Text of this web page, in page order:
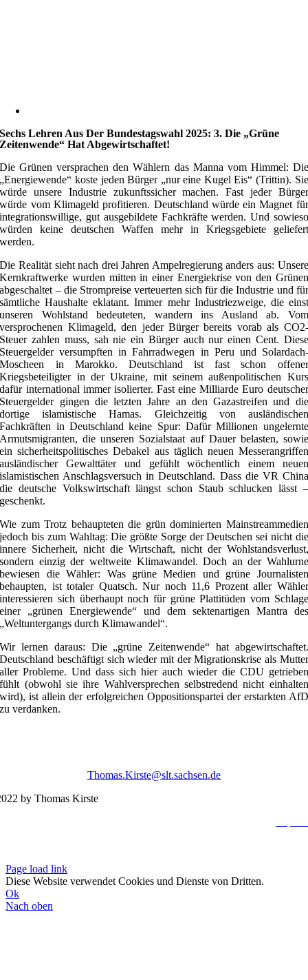
Sechs Lehren Aus Der Bundestagswahl 2025: 3. Die „grüne
Zeitenwende“ Hat Abgewirtschaftet!
Die Grünen versprachen den Wählern das Manna vom Himmel: Die
„Energiewende“ koste jeden Bürger „nur eine Kugel Eis“ (Trittin). Sie
würde unsere Industrie zukunftssicher machen. Fast jeder Bürger
würde vom Klimageld profitieren. Deutschland würde ein Magnet für
integrationswillige, gut ausgebildete Fachkräfte werden. Und sowieso
würden keine deutschen Waffen mehr in Kriegsgebiete geliefert
werden.
Die Realität sieht nach drei Jahren Ampelregierung anders aus: Unsere
Kernkraftwerke wurden mitten in einer Energiekrise von den Grünen
abgeschaltet – die Strompreise verteuerten sich für die Industrie und für
sämtliche Haushalte eklatant. Immer mehr Industriezweige, die einst
unseren Wohlstand bedeuteten, wandern ins Ausland ab. Vom
versprochenen Klimageld, den jeder Bürger bereits vorab als CO2-
Steuer zahlen muss, sah nie ein Bürger auch nur einen Cent. Diese
Steuergelder versumpften in Fahrradwegen in Peru und Solardach-
Moscheen in Marokko. Deutschland ist fast schon offener
Kriegsbeteiligter in der Ukraine, mit seinem außenpolitischen Kurs
dafür international immer isolierter. Fast eine Milliarde Euro deutscher
Steuergelder gingen die letzten Jahre an den Gazastreifen und die
dortige islamistische Hamas. Gleichzeitig von ausländischen
Fachkräften in Deutschland keine Spur: Dafür Millionen ungelernte
Armutsmigranten, die unseren Sozialstaat auf Dauer belasten, sowie
ein sicherheitspolitisches Debakel aus täglich neuen Messerangriffen
ausländischer Gewalttäter und gefühlt wöchentlich einem neuen
islamistischen Anschlagsversuch in Deutschland. Dass die VR China
die deutsche Volkswirtschaft längst schon Staub schlucken lässt –
geschenkt.
Wie zum Trotz behaupteten die grün dominierten Mainstreammedien
jedoch bis zum Wahltag: Die größte Sorge der Deutschen sei nicht die
innere Sicherheit, nicht die Wirtschaft, nicht der Wohlstandsverlust,
sondern einzig der weltweite Klimawandel. Doch an der Wahlurne
bewiesen die Wähler: Was grüne Medien und grüne Journalisten
behaupten, ist totaler Quatsch. Nur noch 11,6 Prozent aller Wähler
interessieren sich überhaupt noch für grüne Plattitüden vom Schlage
einer „grünen Energiewende“ und dem sektenartigen Mantra des
„Weltuntergangs durch Klimawandel“.
Wir lernen daraus: Die „grüne Zeitenwende“ hat abgewirtschaftet.
Deutschland beschäftigt sich wieder mit der Migrationskrise als Mutter
aller Probleme. Und dass sich hier auch wieder die CDU getrieben
fühlt (obwohl sie ihre Wahlversprechen selbstredend nicht einhalten
wird), ist allein der erfolgreichen Oppositionspartei der erstarkten AfD
zu verdanken.
Thomas.Kirste@slt.sachsen.de
by Thomas Kirste
Page load link
Diese Website verwendet Cookies und Dienste von Dritten.
Ok
Nach oben